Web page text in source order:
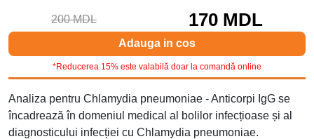
200 MDL 170 MDL
Adauga in cos
*Reducerea 15% este valabilă doar la comandă online
Analiza pentru Chlamydia pneumoniae - Anticorpi IgG se
încadrează în domeniul medical al bolilor infecțioase și al
diagnosticului infecției cu Chlamydia pneumoniae.